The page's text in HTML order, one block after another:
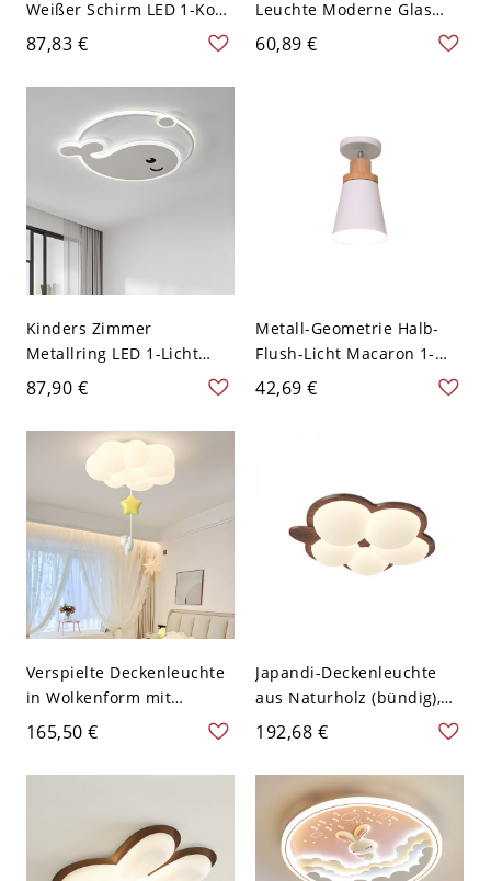
Weißer Schirm LED 1-Kopf
Deckenlampe Cartoon
Flugzeug Blaue
Deckenleuchte - Blau
110V-120V Weißlicht
87,83 €
Leuchte Moderne Glas
Deckenbeleuchtung -
Schwarz 110V-120V
60,89 €
Kinders Zimmer
Metallring LED 1-Licht
Deckenlampe Weißer
Cartoon Wal Schirm
Deckenleuchte - Weiß
110V-120V 45,72 cm
Weißlicht
87,90 €
Metall-Geometrie Halb-
Flush-Licht Macaron 1-
Licht Einstellbare
Deckenleuchte in Holz -
42,69 €
Verspielte Deckenleuchte
in Wolkenform mit
hängendem Anhänger
fürs Kinderzimmer - 110V-
120V Stern
165,50 €
Japandi-Deckenleuchte
aus Naturholz (bündig),
verspielte LED-
Kinderzimmerleuchte mit
sanft diffusem Licht -
110V-120V Wolke Walnuss
Farbe
192,68 €